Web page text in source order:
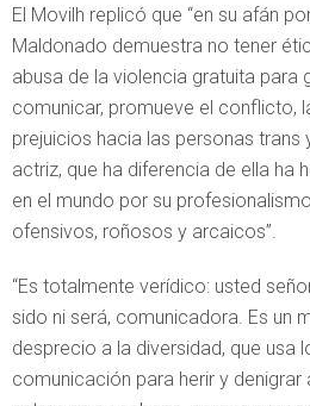
El Movilh replicó que “en su afán
Maldonado demuestra no tener
abusa de la violencia gratuita para
comunicar, promueve el conflicto,
prejuicios hacia las personas trans
actriz, que ha diferencia de ella ha
en el mundo por su
ofensivos, roñosos y arcaicos”.
“Es totalmente verídico: usted
sido ni será, comunicadora. Es un
desprecio a la diversidad, que usa
comunicación para herir y denigrar